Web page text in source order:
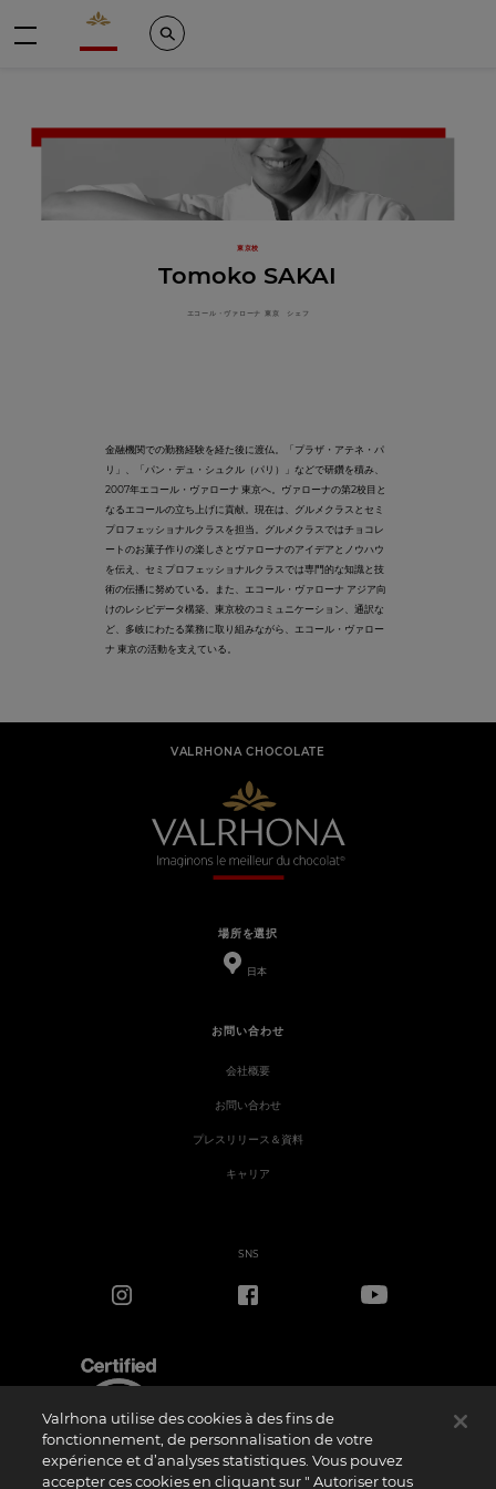
Valrhona - Imaginons le meilleur du chocolat
Search
東京校
Tomoko SAKAI
エコール・ヴァローナ 東京 シェフ
金融機関での勤務経験を経た後に渡仏。「プラザ・アテネ・パ
リ」、「パン・デュ・シュクル（パリ）」などで研鑽を積み、
2007年エコール・ヴァローナ 東京へ。ヴァローナの第2校目と
なるエコールの立ち上げに貢献。現在は、グルメクラスとセミ
プロフェッショナルクラスを担当。グルメクラスではチョコレ
ートのお菓子作りの楽しさとヴァローナのアイデアとノウハウ
を伝え、セミプロフェッショナルクラスでは専門的な知識と技
術の伝播に努めている。また、エコール・ヴァローナ アジア向
けのレシピデータ構築、東京校のコミュニケーション、通訳な
ど、多岐にわたる業務に取り組みながら、エコール・ヴァロー
ナ 東京の活動を支えている。
VALRHONA CHOCOLATE
場所を選択
日本
お問い合わせ
会社概要
お問い合わせ
プレスリリース＆資料
キャリア
SNS
Valrhona utilise des cookies à des fins de
fonctionnement, de personnalisation de votre
expérience et d’analyses statistiques. Vous pouvez
accepter ces cookies en cliquant sur " Autoriser tous